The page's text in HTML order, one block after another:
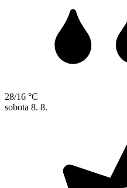
28/16 °C
sobota 8. 8.